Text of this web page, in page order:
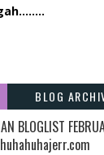
BLOG
BLOGLIST